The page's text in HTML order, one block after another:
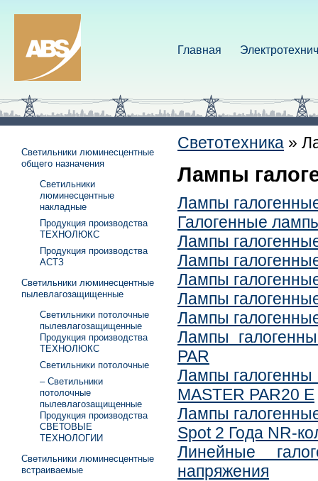
Главная
Светотехника »
Лампы
Лампы
Галогенные
Лампы
Лампы
Лампы
Лампы
Лампы
Лампы
PAR
Лампы галогенны
MASTER PAR20 E
Лампы
Spot 2 Года NR-
Линейные
напряжения
Светильники люминесцентные
общего назначения
Светильники
люминесцентные
накладные
Продукция производства
ТЕХНОЛЮКС
Продукция производства
АСТЗ
Светильники люминесцентные
пылевлагозащищенные
Светильники потолочные
пылевлагозащищенные
Продукция производства
ТЕХНОЛЮКС
Светильники потолочные
– Светильники
потолочные
пылевлагозащищенные
Продукция производства
СВЕТОВЫЕ
ТЕХНОЛОГИИ
Светильники люминесцентные
встраиваемые